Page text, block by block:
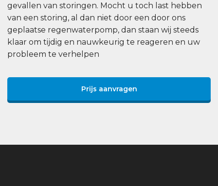
gevallen van storingen. Mocht u toch last hebben
van een storing, al dan niet door een door ons
geplaatse regenwaterpomp, dan staan ​​wij steeds
klaar om tijdig en nauwkeurig te reageren en uw
probleem te verhelpen
Prijs aanvragen